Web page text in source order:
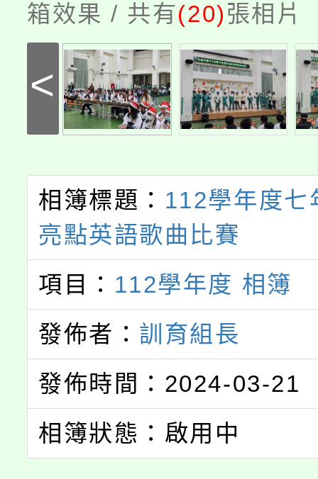
箱效果 / 共有(20)張相片
<
相簿標題： 112學年度七
亮點英語歌曲比賽
項目： 112學年度 相簿
發佈者： 訓育組長
發佈時間：2024-03-21
相簿狀態：啟用中